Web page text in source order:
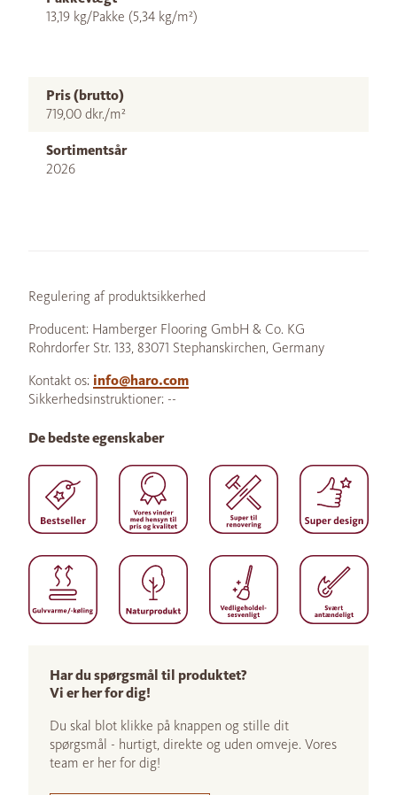
13,19 kg/Pakke (5,34 kg/m²)
Pris (brutto)
719,00 dkr./m²
Sortimentsår
2026
Regulering af produktsikkerhed
Producent: Hamberger Flooring GmbH & Co. KG
Rohrdorfer Str. 133, 83071 Stephanskirchen, Germany
Kontakt os: info@haro.com
Sikkerhedsinstruktioner: --
Har du spørgsmål til produktet?
Vi er her for dig!
Du skal blot klikke på knappen og stille dit
spørgsmål - hurtigt, direkte og uden omveje. Vores
team er her for dig!
De bedste egenskaber